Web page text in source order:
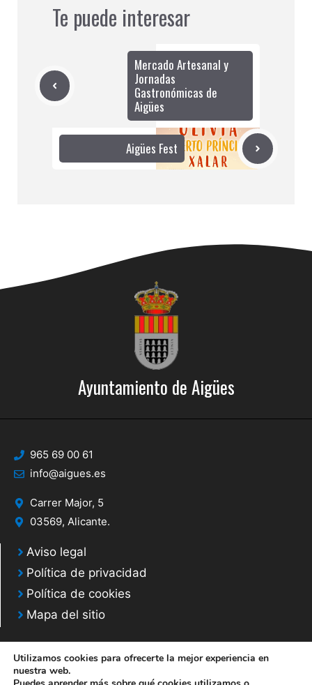
Te puede interesar
Mercado Artesanal y
Jornadas
Gastronómicas de
Aigües
Aigües Fest
Ayuntamiento de Aigües
965 69 00 61
info@aigues.es
Carrer Major, 5
03569, Alicante.
Aviso legal
Política de privacidad
Política de cookies
Mapa del sitio
Utilizamos cookies para ofrecerte la mejor experiencia en
nuestra web.